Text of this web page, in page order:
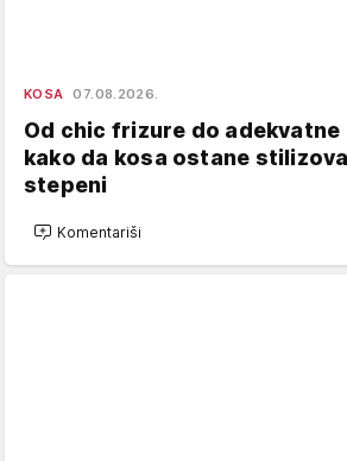
KOSA 07.08.2026.
Od chic frizure do adekvatne
kako da kosa ostane
stepeni
Komentariši